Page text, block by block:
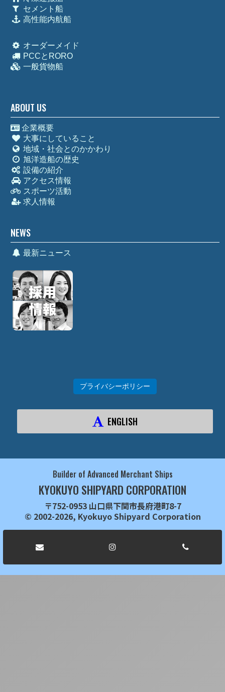
セメント船
高性能内航船
オーダーメイド
PCCとRORO
一般貨物船
ABOUT US
企業概要
大事にしていること
地域・社会とのかかわり
旭洋造船の歴史
設備の紹介
アクセス情報
スポーツ活動
求人情報
NEWS
最新ニュース
プライバシーポリシー
ENGLISH
Builder of Advanced Merchant Ships
KYOKUYO SHIPYARD CORPORATION
〒752-0953 山口県下関市長府港町8-7
© 2002-2026, Kyokuyo Shipyard Corporation